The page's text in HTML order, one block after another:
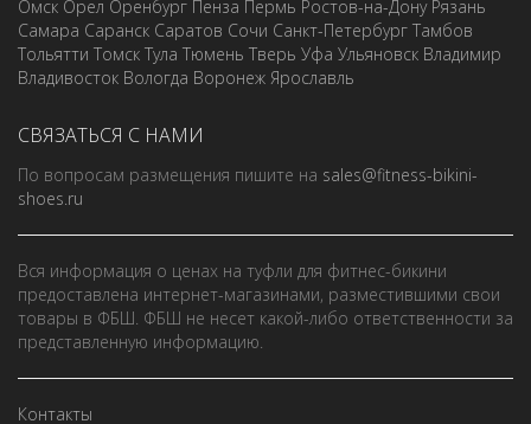
Омск Орел Оренбург Пенза Пермь Ростов-на-Дону Рязань
Самара Саранск Саратов Сочи Санкт-Петербург Тамбов
Тольятти Томск Тула Тюмень Тверь Уфа Ульяновск Владимир
Владивосток Вологда Воронеж Ярославль
СВЯЗАТЬСЯ С НАМИ
По вопросам размещения пишите на sales@fitness-bikini-
shoes.ru
Вся информация о ценах на туфли для фитнес-бикини
предоставлена интернет-магазинами, разместившими свои
товары в ФБШ. ФБШ не несет какой-либо ответственности за
представленную информацию.
Контакты